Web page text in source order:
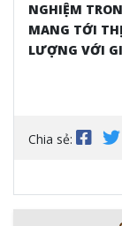
NGHIỆM
MANG TỚI
LƯỢNG VỚI
Chia sẻ: